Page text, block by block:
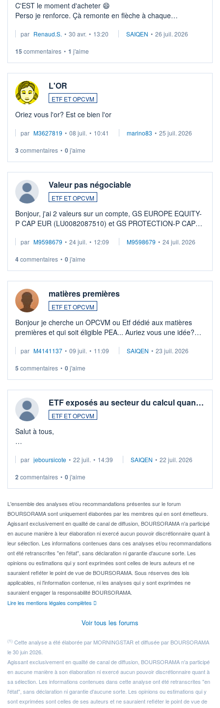
C'EST le moment d'acheter 😄​
Perso je renforce. Çà remonte en flèche à chaque
Investissement long terme tip top pour sa retraite.
par Renaud.S. • 30 avr. • 13:20 SAIQEN • 26 juil. 2026
15 commentaires • 1 j'aime
L'OR
ETF ET OPCVM
Oriez vous l'or? Est ce bien l'or
par M3627819 • 08 juil. • 10:41 marino83 • 25 juil. 2026
3 commentaires • 0j'aime
Valeur pas négociable
ETF ET OPCVM
Bonjour, j'ai 2 valeurs sur un compte, GS EUROPE EQUITY-
P CAP EUR (LU0082087510) et GS PROTECTION-P CAP
veux procéder à la vente, on me signale ...
par M9598679 • 24 juil. • 12:09 M9598679 • 24 juil. 2026
4commentaires • 0j'aime
matières premières
ETF ET OPCVM
Bonjour je cherche un OPCVM ou Etf dédié aux matières
premières et qui soit éligible PEA... Auriez vous une idée?
par M4141137 • 09 juil. • 11:09 SAIQEN • 23 juil. 2026
5 commentaires • 0j'aime
ETF exposés au secteur du calcul quan…
ETF ET OPCVM
Salut à tous,
via un ETF plutôt que des actions individuelles.
Idéalement, je voudrais qu'il soit éligible au PEA.
Pour l' ...
par jeboursicote • 22 juil. • 14:39 SAIQEN • 22 juil. 2026
2 commentaires • 0j'aime
L'ensemble des analyses et/ou recommandations présentes sur le forum
BOURSORAMA sont uniquement élaborées par les membres qui en sont émetteurs.
Agissant exclusivement en qualité de canal de diffusion, BOURSORAMA n'a participé
en aucune manière à leur élaboration ni exercé aucun pouvoir discrétionnaire quant à
leur sélection. Les informations contenues dans ces analyses et/ou recommandations
ont été retranscrites "en l'état", sans déclaration ni garantie d'aucune sorte. Les
opinions ou estimations qui y sont exprimées sont celles de leurs auteurs et ne
sauraient refléter le point de vue de BOURSORAMA. Sous réserves des lois
applicables, ni l'information contenue, ni les analyses qui y sont exprimées ne
sauraient engager la responsabilité BOURSORAMA.
Lire les mentions légales complètes
Voir tous les forums
(1) Cette analyse a été élaborée par MORNINGSTAR et diffusée par BOURSORAMA
le 30 juin 2026.
Agissant exclusivement en qualité de canal de diffusion, BOURSORAMA n'a participé
en aucune manière à son élaboration ni exercé aucun pouvoir discrétionnaire quant à
sa sélection. Les informations contenues dans cette analyse ont été retranscrites "en
l'état", sans déclaration ni garantie d'aucune sorte. Les opinions ou estimations qui y
sont exprimées sont celles de ses auteurs et ne sauraient refléter le point de vue de